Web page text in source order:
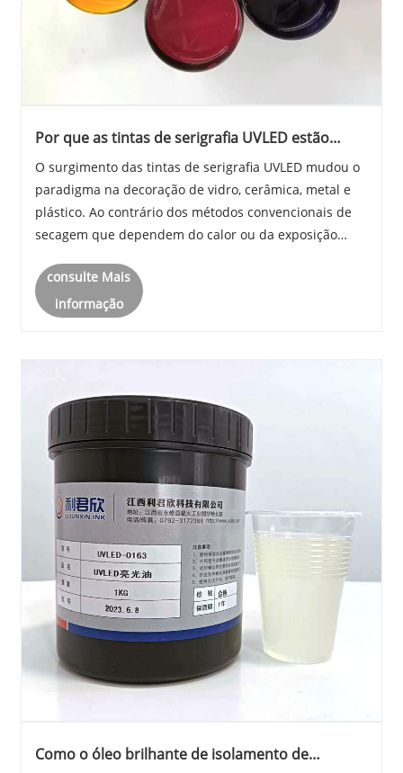
Por que as tintas de serigrafia UVLED estão
industrial?
O surgimento das tintas de serigrafia UVLED mudou o
paradigma na decoração de vidro, cerâmica, metal e
plástico. Ao contrário dos métodos convencionais de
secagem que dependem do calor ou da exposição
fotopolimerização instantânea.
consulte Mais
informação
Como o óleo brilhante de isolamento de